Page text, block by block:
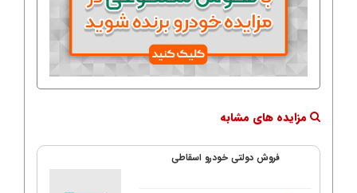
مزایده های مشابه
فروش دولتی خودرو اسقاطی